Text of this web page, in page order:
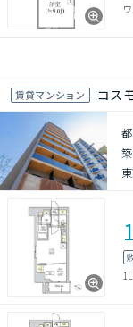
賃貸マンション コス